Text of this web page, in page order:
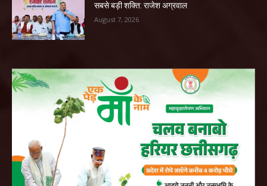
सबसे बड़ी शक्ति: राजेश अग्रवाल
August 7, 2026